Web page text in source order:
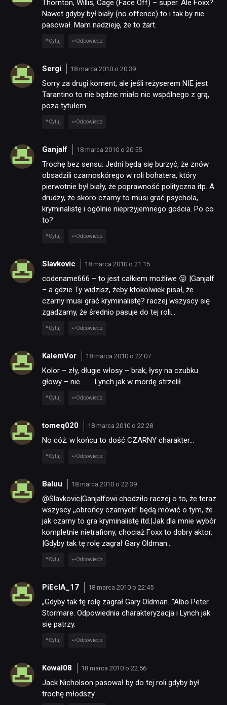
KULTURA
RETRO
TECHNOLOGIE
DYSKUSJE
SKLEP
Thornton, Willis, Cage (Face Off) – super. Ale Foxx?
Nawet gdyby był biały (no offence) to i tak by nie
pasował. Mam nadzieję, że to żart.
Cytuj Odpowiedz
Sergi 18 marca 2010 o 20:39
Sorry za drugi koment, ale jeśli reżyserem NIE jest
Tarantino to nie będzie miało nic wspólnego z grą,
poza tytułem.
Cytuj Odpowiedz
Ganjalf 18 marca 2010 o 20:55
Trochę bez sensu. Jedni będą się burzyć, że znów
obsadzili czarnoskórego w roli bohatera, który
pierwotnie był biały, że poprawność polityczna itp. A
drudzy, że skoro czarny to musi grać psychola,
kryminalistę i ogólnie nieprzyjemnego gościa. Po co
to?
Cytuj Odpowiedz
Slavkovic 18 marca 2010 o 21:15
codename666 – to jest całkiem możliwe 😛 |Ganjalf
– a gdzie Ty widzisz, żeby ktokolwiek pisał, że
czarny musi grać kryminalistę? raczej wszyscy się
zgadzamy, że średnio pasuje do tej roli…
Cytuj Odpowiedz
KalemVor 18 marca 2010 o 22:07
Kolor – zły, długie włosy – brak, łysy na czubku
głowy – nie ……. Lynch jak w mordę strzelił.
Cytuj Odpowiedz
tomeq020 18 marca 2010 o 22:28
No cóż: w końcu to dość CZARNY charakter…
Cytuj Odpowiedz
Baluu 18 marca 2010 o 22:39
@Slavkovic|Ganjalfowi chodziło raczej o to, że teraz
wszyscy ,,obrońcy czarnych” będą mówić o tym, że
jak czarny to gra kryminalistę itd.|Jak dla mnie wybór
kompletnie nietrafiony, chociaż Foxx to dobry aktor.
|Gdyby tak tę rolę zagrał Gary Oldman…
Cytuj Odpowiedz
PiEcIA_17 18 marca 2010 o 22:45
„Gdyby tak tę rolę zagrał Gary Oldman…”Albo Peter
Stormare. Odpowiednia charakteryzacja i Lynch jak
się patrzy.
Cytuj Odpowiedz
Kowal08 18 marca 2010 o 22:56
Jack Nicholson pasował by do tej roli gdyby był
trochę młodszy